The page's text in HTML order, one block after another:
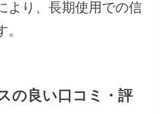
より、長期使用での信
の良い口コミ・評